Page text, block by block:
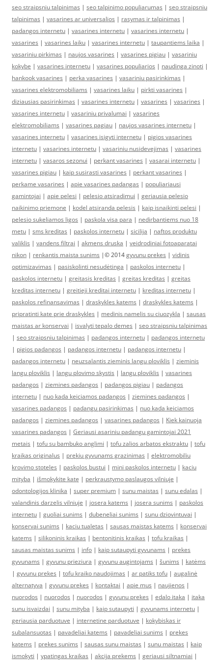
seo straipsniu talpinimas | seo talpinimo populiarumas | seo straipsniu
talpinimas | vasarines ar universalios | rasymas ir talpinimas |
padangos internetu | vasarines internetu | vasarines internetu |
vasarines | vasarines laiku | vasarines internetu | taupantiems laika |
vasariniu pirkimas | naujos vasarines | vasarines pigiau | vasariniu
kokybe | vasarines internetu | vasarines populiarios | naudinga zinoti |
hankook vasarines | perka vasarines | vasariniu pasirinkimas |
vasarines elektromobiliams | vasarines laiku | pirkti vasarines |
diziausias pasirinkimas | vasarines internetu | vasarines | vasarines |
vasarines internetu | vasariniu privalumai | vasarines
elektromobiliams | vasarines pagiau | naujos vasarines internetu |
vasarines internetu | vasarines isigyti internetu | pigios vasarines
internetu | vasarines internetu | vasariniu nusidevejimas | vasarines
internetu | vasaros sezonui | perkant vasarines | vasarai internetu |
vasarines pigiau | kaip susirasti vasarines | perkant vasarines |
perkame vasarines | apie vasarines padangas | populiariausi
gamintojai | apie pelesi | pelesio atsiradimui | geriausia pelesio
naikinimo priemone | kodel atsiranda pelesis | kaip isnaikinti pelesi |
pelesio sukeliamos ligos | paskola visa para | nedirbantiems nuo 18
metu | sms kreditas | paskolos internetu | sicilija | naftos produktu
valiklis | vandens filtrai | akmens druska | veidrodiniai fotoaparatai
nikon | renkantis maista sunims |© 2014gyvunu prekes | vidinis
optimizavimas | pasiskolinti nesudėtinga | paskolos internetu |
paskolos internetu | greitasis kreditas | greitas kreditas | greitas
kreditas internetu | greitieji kreditai internetu | kreditas internetu |
paskolos refinansavimas | draskykles katems | draskykles katems |
pripratinti kate prie draskykles | medinis namelis su ciuozykla | sausas
maistas ar konservai | isvalyti tepalo demes | seo straipsniu talpinimas
| seo straipsniu talpinimas | padangos internetu | padangos internetu
| pigios padangos | padangos internetu | padangos internetu |
padangos internetu | neuzsalantis zieminis langu ploviklis | zieminis
langu ploviklis | langu plovimo skystis | langu ploviklis | vasarines
padangos | ziemines padangos | padangos pigiau | padangos
internetu | nuo kada keiciamos padangos | ziemines padangos |
vasarines padangos | padangu pasirinkimas | nuo kada keiciamos
padangos | ziemines padangos | vasarines padangos | Kiek kainuoja
vasarines padangos | Geriausi asariniu padangu gamintojai 2021
metais | tofu su bambuko anglimi | tofu zalios arbatos ekstraktu | tofu
kraikas originalus | prekiu gyvunams grazinimas | elektromobiliu
krovimo stoteles | paskolos bustui | mini paskolos internetu | kaciu
mityba | išmokykite katę | perkraustymo paslaugos vilniuje |
odontologijos klinika | super premium | sunu maistas | sunu edalas |
valandinis darzelis vilniuje | josera katems | josera sunims | paskolos
internetu | guoliai sunims | dubeneliai sunims | sunu dziovintuvai |
konservai sunims | kaciu tualetas | sausas maistas katems | konservai
katems | silikoninis kraikas | bentonitinis kraikas | tofu kraikas |
sausas maistas sunims | info | kaip sutaupyti gyvunams | prekes
gyvunams | gyvunu prieziura | gyvunu augintojams | šunims | katėms
| gyvunu prekes | tofu kraiko naudojimas | ar patiks tofu | augalinė
alternatyva | gyvunu prekes | kontaktai | apie mus | naujienos |
nuorodos | nuorodos | nuorodos | gyvunu prekes | edalo itaka | itaka
sunu isvaizdai | sunu mityba | kaip sutaupyti | gyvunams internetu |
geriausia parduotuve | internetine parduotuve | kokybiskas ir
subalansuotas | pavadeliai katems | pavadeliai sunims | prekes
katems | prekes sunims | sausas sunu maistas | sunu maistas | kaip
ismokyti | ypatingas kraikas | akcija prekems | geriausi siltnamiai |